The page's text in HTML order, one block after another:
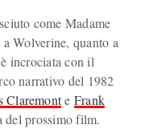
come Madame
Wolverine, quanto a
incrociata con il
narrativo del 1982
Claremonte Frank
del prossimo film.